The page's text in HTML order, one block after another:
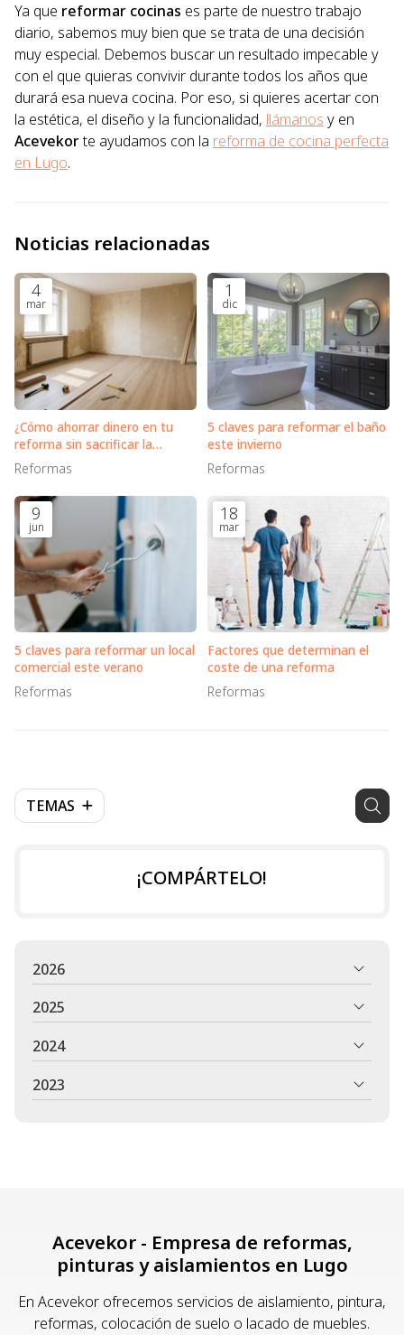
TEMAS
Ya que reformar cocinas es parte de nuestro trabajo
diario, sabemos muy bien que se trata de una decisión
muy especial. Debemos buscar un resultado impecable y
con el que quieras convivir durante todos los años que
durará esa nueva cocina. Por eso, si quieres acertar con
la estética, el diseño y la funcionalidad, llámanos y en
Acevekorte ayudamos con la reforma de cocina perfecta
en Lugo.
Noticias relacionadas
4
mar
¿Cómo ahorrar dinero en tu
reforma sin sacrificar la
calidad?
Reformas
1
dic
5 claves para reformar el baño
este invierno
Reformas
9
jun
5 claves para reformar un local
comercial este verano
Reformas
18
mar
Factores que determinan el
coste de una reforma
Reformas
¡COMPÁRTELO!
2026
2025
2024
2023
Acevekor - Empresa de reformas,
pinturas y aislamientos en Lugo
En Acevekor ofrecemos servicios de aislamiento, pintura,
reformas, colocación de suelo o lacado de muebles.